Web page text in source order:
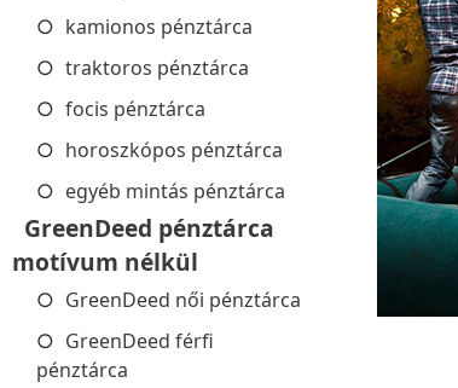
kamionos pénztárca
traktoros pénztárca
focis pénztárca
horoszkópos pénztárca
egyéb mintás pénztárca
GreenDeed pénztárca
motívum nélkül
GreenDeed női pénztárca
GreenDeed férfi
pénztárca